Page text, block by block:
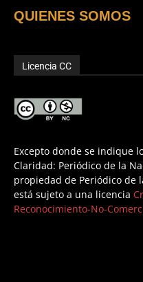
QUIENES SOMOS
Licencia CC
Excepto donde se indique
Claridad: Periódico de la
propiedad de Periódico de
está sujeto a una licencia
Reconocimiento-No-